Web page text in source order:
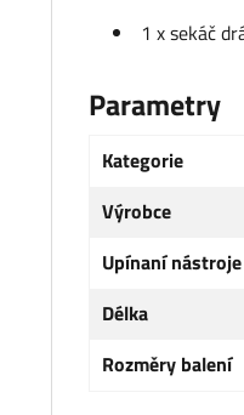
1 x sekáč
Parametry
Kategorie
Výrobce
Upínaní nástroje
Délka
Rozměry balení